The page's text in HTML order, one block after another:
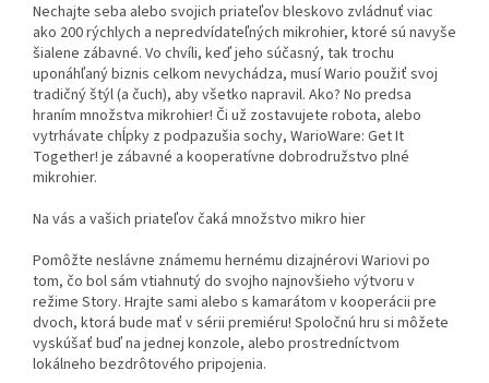
Nechajte seba alebo svojich priateľov bleskovo zvládnuť viac
ako 200 rýchlych a nepredvídateľných mikrohier, ktoré sú navyše
šialene zábavné. Vo chvíli, keď jeho súčasný, tak trochu
uponáhľaný biznis celkom nevychádza, musí Wario použiť svoj
tradičný štýl (a čuch), aby všetko napravil. Ako? No predsa
hraním množstva mikrohier! Či už zostavujete robota, alebo
vytrhávate chĺpky z podpazušia sochy, WarioWare: Get It
Together! je zábavné a kooperatívne dobrodružstvo plné
mikrohier.
Na vás a vašich priateľov čaká množstvo mikro hier
Pomôžte neslávne známemu hernému dizajnérovi Wariovi po
tom, čo bol sám vtiahnutý do svojho najnovšieho výtvoru v
režime Story. Hrajte sami alebo s kamarátom v kooperácii pre
dvoch, ktorá bude mať v sérii premiéru! Spoločnú hru si môžete
vyskúšať buď na jednej konzole, alebo prostredníctvom
lokálneho bezdrôtového pripojenia.